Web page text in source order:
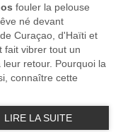
fouler la pelouse
né devant
Curaçao, d'Haïti et
fait vibrer tout un
retour. Pourquoi la
connaître cette
LIRE LA SUITE